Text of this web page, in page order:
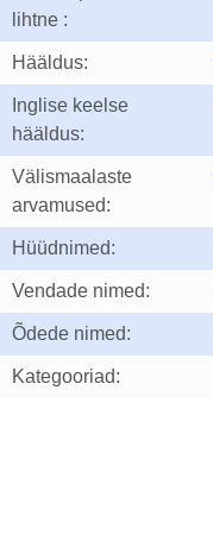
lihtne :
Hääldus:
Inglise keelse
hääldus:
Välismaalaste
arvamused:
Hüüdnimed:
Vendade nimed:
Õdede nimed:
Kategooriad: